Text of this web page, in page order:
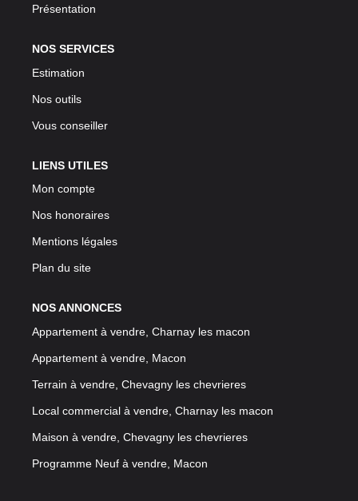
Présentation
NOS SERVICES
Estimation
Nos outils
Vous conseiller
LIENS UTILES
Mon compte
Nos honoraires
Mentions légales
Plan du site
NOS ANNONCES
Appartement à vendre, Charnay les macon
Appartement à vendre, Macon
Terrain à vendre, Chevagny les chevrieres
Local commercial à vendre, Charnay les macon
Maison à vendre, Chevagny les chevrieres
Programme Neuf à vendre, Macon